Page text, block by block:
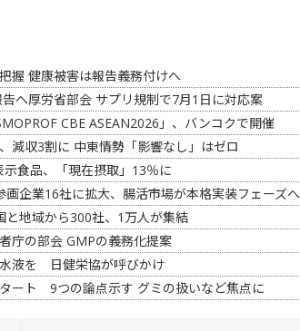
握 健康被害は報告義務付けへ
へ厚労省部会 サプリ規制で7月1日に対応案
CBE ASEAN2026」、バンコクで開催
減収3割に 中東情勢「影響なし」はゼロ
食品、「現在摂取」13％に
企業16社に拡大、腸活市場が本格実装フェーズへ
地域から300社、1万人が集結
庁の部会 GMPの義務化提案
液を 日健栄協が呼びかけ
ート 9つの論点示す グミの扱いなど焦点に